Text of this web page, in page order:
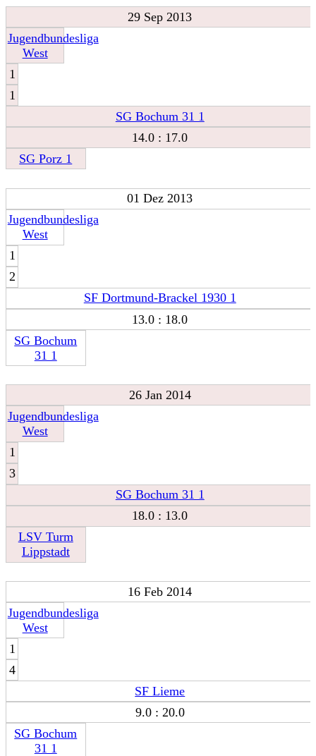
29 Sep 2013
Jugendbundesliga
West
1
1
SG Bochum 31 1
14.0 : 17.0
SG Porz 1
01 Dez 2013
Jugendbundesliga
West
1
2
SF Dortmund-Brackel 1930 1
13.0 : 18.0
SG Bochum
31 1
26 Jan 2014
Jugendbundesliga
West
1
3
SG Bochum 31 1
18.0 : 13.0
LSV Turm
Lippstadt
16 Feb 2014
Jugendbundesliga
West
1
4
SF Lieme
9.0 : 20.0
SG Bochum
31 1